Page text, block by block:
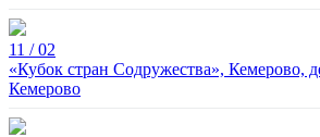
11 / 02
«Кубок стран Содружества», Кемерово,
Кемерово